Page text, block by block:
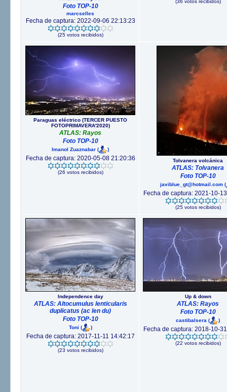
Foto TOP-10
marcselles
Fecha de captura: 2022-09-06 22:13:23
(25 votos recibidos)
(36 votos recibidos)
Paraguas eléctrico (TERCER PUESTO
FOTOPRIMAVERA'2020)
ATLAS: Rayos
Foto TOP-10
Imanol Zuaznabar ( )
Fecha de captura: 2020-05-08 21:20:36
(26 votos recibidos)
Tolvanera volcánica
ATLAS: Tolvanera
Foto TOP-10
javiblue_gt@hotmail.com(
Fecha de captura: 2021-10-
(25 votos recibidos)
Independence day
ATLAS: Altocumulus lenticularis
duplicatus (ac len du)
Foto TOP-10
Toni ( )
Fecha de captura: 2017-11-11 14:42:17
(23 votos recibidos)
Up & down
ATLAS: Rayos
Foto TOP-10
castibalsera ( )
Fecha de captura: 2018-10-
(22 votos recibidos)